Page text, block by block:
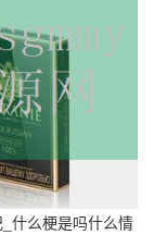
什么梗是吗什么情